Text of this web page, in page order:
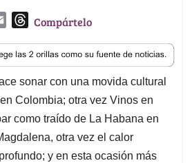
a
i
l
T
r
e
a
d
s
Compártelo
sonar con una movida cultural
Colombia; otra vez Vinos en
como traído de La Habana en
otra vez el calor
y en esta ocasión más